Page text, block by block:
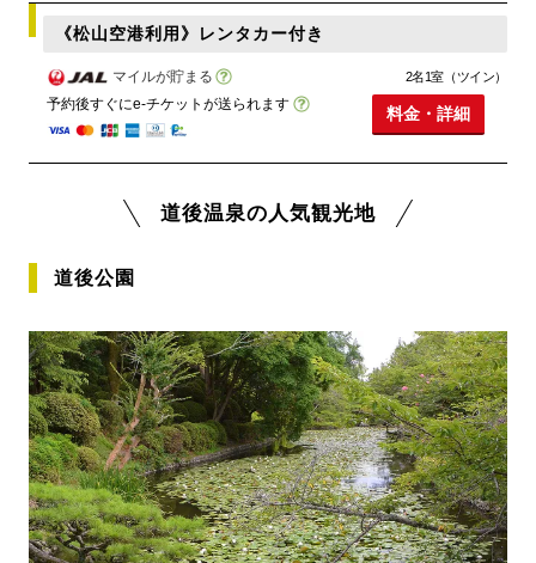
《松山空港利用》レンタカー付き
マイルが貯まる
予約後すぐにe-チケットが送られます
2名1室（ツイン）
料金・詳細
道後温泉の人気観光地
道後公園